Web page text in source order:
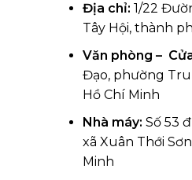
Địa chỉ: 1/22
Tây Hội, thành
Văn phòng –
Đạo, phường
Hồ Chí Minh
Nhà máy: Số 53
xã Xuân Thới
Minh